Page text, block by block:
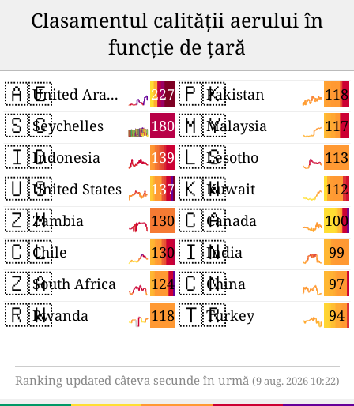
Clasamentul calității aerului în
funcție de țară
🇦🇪 227
United Arab Emirates
🇸🇨 180
Seychelles
🇮🇩 139
Indonesia
🇺🇸 137
United States
🇿🇲 130
Zambia
🇨🇱 130
Chile
🇿🇦 124
South Africa
🇷🇼 118
Rwanda
🇵🇰 118
Pakistan
🇲🇾 117
Malaysia
🇱🇸 113
Lesotho
🇰🇼 112
Kuwait
🇨🇦 100
Canada
🇮🇳 99
India
🇨🇳 97
China
🇹🇷 94
Turkey
Ranking updated câteva secunde în urmă (9 aug. 2026 10:22)